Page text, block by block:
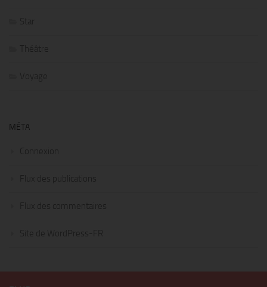
Star
Théâtre
Voyage
MÉTA
Connexion
Flux des publications
Flux des commentaires
Site de WordPress-FR